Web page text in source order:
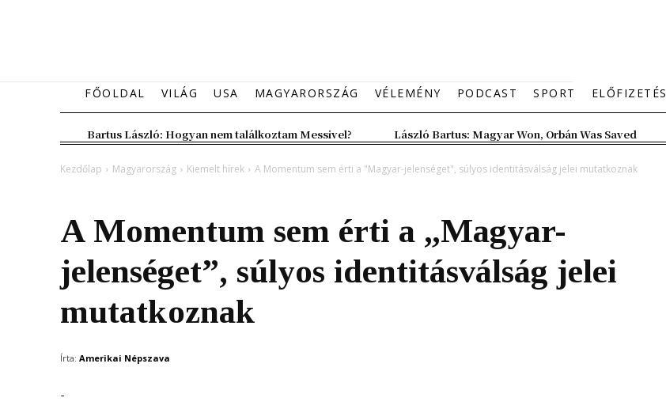
FŐOLDAL VILÁG USA MAGYARORSZÁG VÉLEMÉNY PODCAST SPORT ELŐFIZETÉS
Bartus László: Hogyan nem találkoztam Messivel? László Bartus: Magyar Won, Orbán Was Saved
Kezdőlap Magyarország Kiemelt hírek A Momentum sem érti a "Magyar-jelenséget", súlyos identitásválság jelei mutatkoznak
A Momentum sem érti a „Magyar-
jelenséget”, súlyos identitásválság jelei
mutatkoznak
Írta: Amerikai Népszava
-